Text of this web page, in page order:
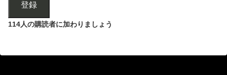
登録
114人の購読者に加わりましょう